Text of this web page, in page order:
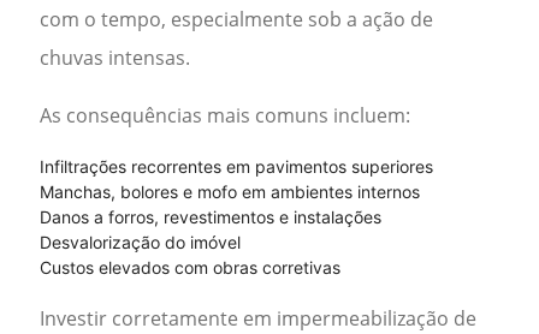
com o tempo, especialmente sob a ação de
chuvas intensas.
As consequências mais comuns incluem:
Infiltrações recorrentes em pavimentos superiores
Manchas, bolores e mofo em ambientes internos
Danos a forros, revestimentos e instalações
Desvalorização do imóvel
Custos elevados com obras corretivas
Investir corretamente em impermeabilização de